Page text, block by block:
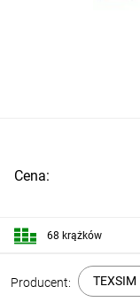
Producent: TEXSIM
Cena:
68 krążków